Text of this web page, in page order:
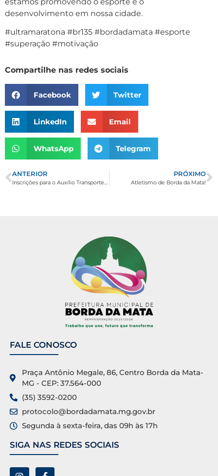
desenvolvimento em nossa cidade.
#ultramaratona #br135 #bordadamata #esporte
#superação #motivação
Compartilhe nas redes sociais
Facebook Twitter
LinkedIn Email
WhatsApp Telegram
ANTERIOR
Inscrições para o Auxílio Transporte 2023
PRÓXIMO
Atletismo de Borda da Mata!
FALE CONOSCO
Praça Antônio Megale, 86, Centro Borda da Mata-
MG - CEP: 37.564-000
(35) 3592-0200
protocolo@bordadamata.mg.gov.br
Segunda à sexta-feira, das 09h às 17h
SIGA NAS REDES SOCIAIS